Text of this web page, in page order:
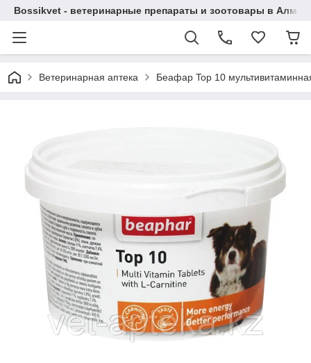
Bossikvet - ветеринарные препараты и зоотовары в
Ветеринарная аптека Беафар Top 10